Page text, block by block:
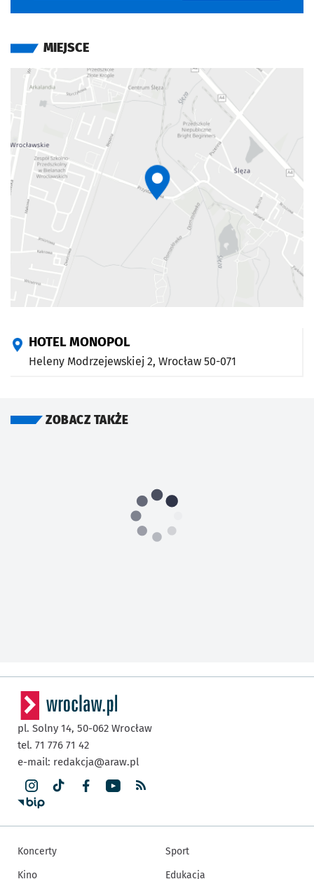
MIEJSCE
HOTEL MONOPOL
Heleny Modrzejewskiej 2, Wrocław 50-071
ZOBACZ TAKŻE
pl. Solny 14, 50-062 Wrocław
tel. 71 776 71 42
e-mail: redakcja@araw.pl
Koncerty
Kino
Sport
Edukacja